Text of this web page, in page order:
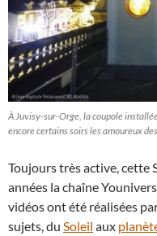
À Juvisy-sur-Orge, la coupole
encore certains soirs les amoureux
Toujours très active, cette
années la chaîne
vidéos ont été réalisées
sujets, du Soleil aux